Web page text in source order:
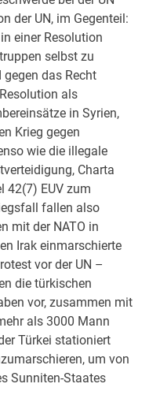
der UN, im Gegenteil:
einer Resolution
selbst zu
das Recht
als
in Syrien,
Krieg gegen
wie die illegale
Charta
42(7) EUV zum
fallen also
mit der NATO in
Irak einmarschierte
vor der UN –
die türkischen
vor, zusammen mit
als 3000 Mann
Türkei stationiert
um von
Sunniten-Staates